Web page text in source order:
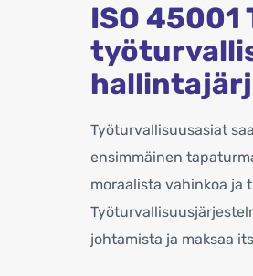
ISO
Työturvallisuusasiat
ensimmäinen
moraalista vahinkoa ja
johtamista ja maksaa